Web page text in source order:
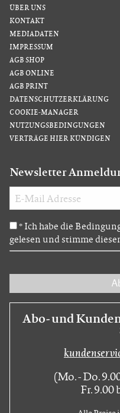
ÜBER UNS
KONTAKT
MEDIADATEN
IMPRESSUM
AGB SHOP
AGB ONLINE
AGB PRINT
DATENSCHUTZERKLÄRUNG
COOKIE-MANAGER
NUTZUNGSBEDINGUNGEN
VERTRÄGE HIER KÜNDIGEN
Newsletter
* Ich habe die
gelesen und stimme
Abo- und
(Mo. - Do.
Fr. 9.00